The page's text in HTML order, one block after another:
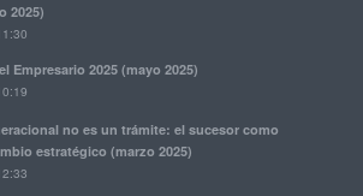
2025)
Empresario 2025 (mayo 2025)
no es un trámite: el sucesor como
estratégico (marzo 2025)